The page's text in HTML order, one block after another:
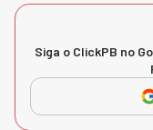
Siga o ClickPB no